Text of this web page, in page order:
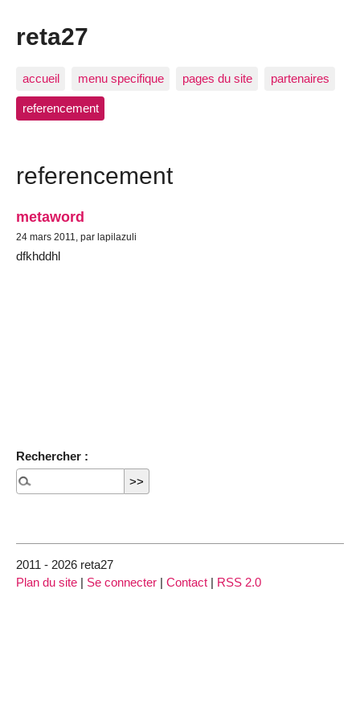
reta27
accueil menu specifique pages du site partenaires
referencement
referencement
metaword
24 mars 2011, par lapilazuli
dfkhddhl
Rechercher :
2011 - 2026 reta27
Plan du site | Se connecter | Contact | RSS 2.0